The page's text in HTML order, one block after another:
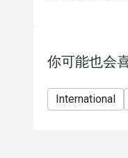
你可能也会
International